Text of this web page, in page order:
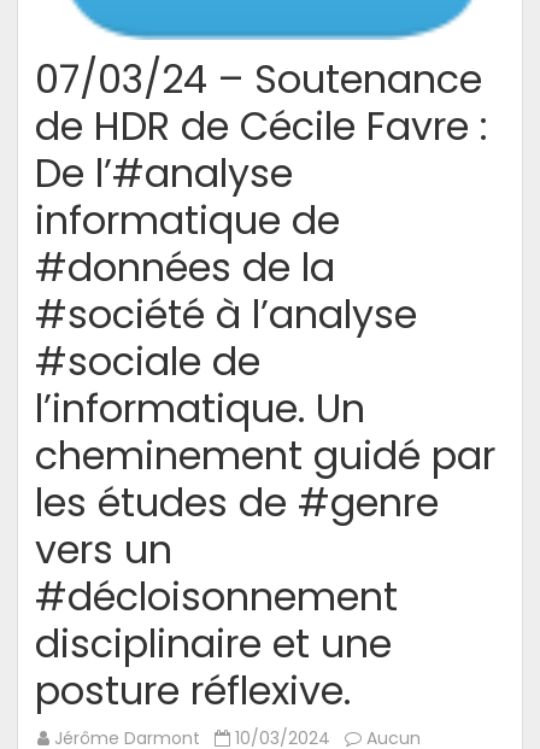
07/03/24 – Soutenance
de HDR de Cécile Favre :
De l’#analyse
informatique de
#données de la
#société à l’analyse
#sociale de
l’informatique. Un
cheminement guidé par
les études de #genre
vers un
#décloisonnement
disciplinaire et une
posture réflexive.
Jérôme Darmont 10/03/2024 Aucun